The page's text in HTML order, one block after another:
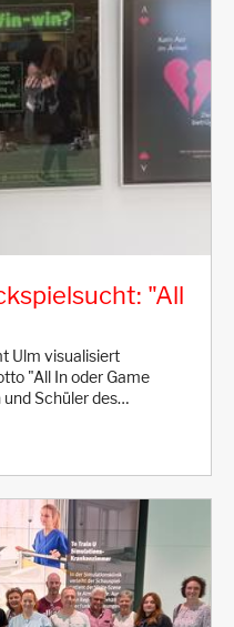
"All
Ulm visualisiert
"All In oder Game
Schüler des…